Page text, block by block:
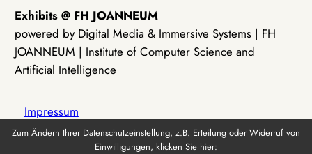
Exhibits @ FH JOANNEUM
powered by Digital Media & Immersive Systems | FH
JOANNEUM | Institute of Computer Science and
Artificial Intelligence
Impressum
Zum Ändern Ihrer Datenschutzeinstellung, z.B. Erteilung oder Widerruf von
Einwilligungen, klicken Sie hier: